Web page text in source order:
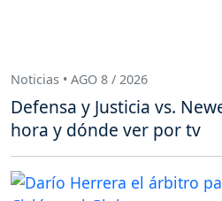
Noticias • AGO 8 / 2026
Defensa y Justicia vs.
hora y dónde ver por tv